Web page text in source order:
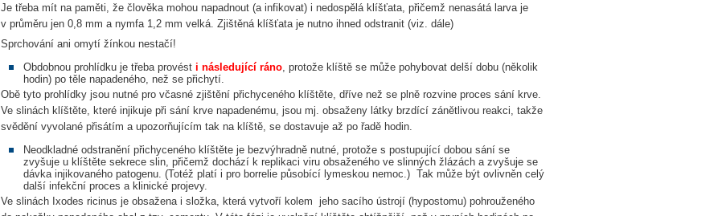
Je třeba mít na paměti, že člověka mohou napadnout (a infikovat) i nedospělá klíšťata, přičemž nenasátá larva je
v průměru jen 0,8 mm a nymfa 1,2 mm velká. Zjištěná klíšťata je nutno ihned odstranit (viz. dále)
Sprchování ani omytí žínkou nestačí!
Obdobnou prohlídku je třeba provést i následující ráno, protože klíště se může pohybovat delší dobu (několik
hodin) po těle napadeného, než se přichytí.
Obě tyto prohlídky jsou nutné pro včasné zjištění přichyceného klíštěte, dříve než se plně rozvine proces sání krve.
Ve slinách klíštěte, které injikuje při sání krve napadenému, jsou mj. obsaženy látky brzdící zánětlivou reakci, takže
svědění vyvolané přisátím a upozorňujícím tak na klíště, se dostavuje až po řadě hodin.
Neodkladné odstranění přichyceného klíštěte je bezvýhradně nutné, protože s postupující dobou sání se
zvyšuje u klíštěte sekrece slin, přičemž dochází k replikaci viru obsaženého ve slinných žlázách a zvyšuje se
dávka injikovaného patogenu. (Totéž platí i pro borrelie působící lymeskou nemoc.) Tak může být ovlivněn celý
další infekční proces a klinické projevy.
Ve slinách Ixodes ricinus je obsažena i složka, která vytvoří kolem jeho sacího ústrojí (hypostomu) pohrouženého